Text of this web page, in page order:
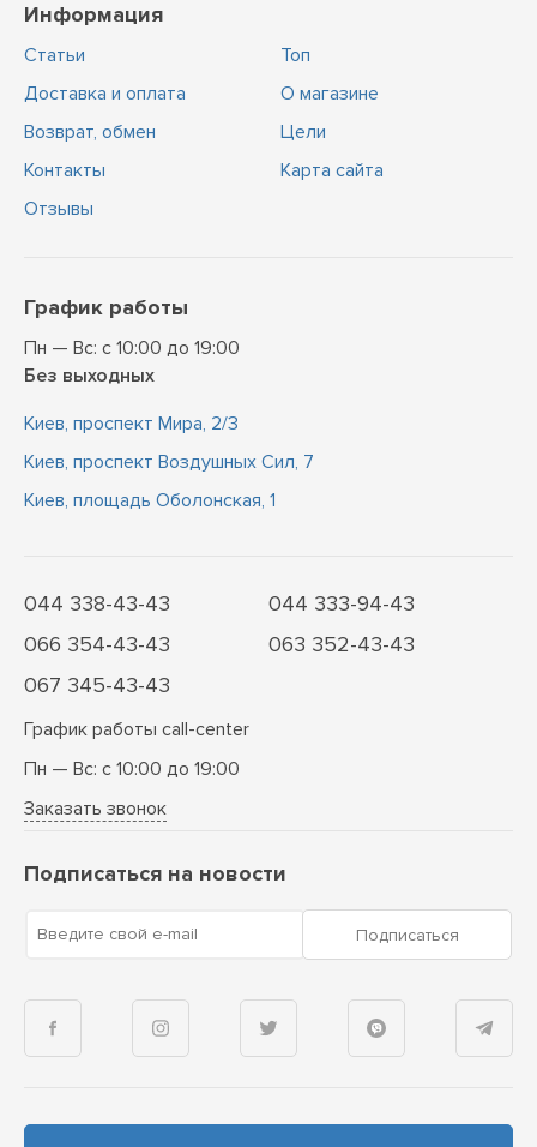
Информация
Статьи
Доставка и оплата
Возврат, обмен
Контакты
Отзывы
Топ
О магазине
Цели
Карта сайта
График работы
Пн — Вс: с 10:00 до 19:00
Без выходных
Киев, проспект Мира, 2/3
Киев, проспект Воздушных Сил, 7
Киев, площадь Оболонская, 1
044 338-43-43
044 333-94-43
066 354-43-43
063 352-43-43
067 345-43-43
График работы call-center
Пн — Вс: с 10:00 до 19:00
Заказать звонок
Подписаться на новости
Введите свой e-mail Подписаться